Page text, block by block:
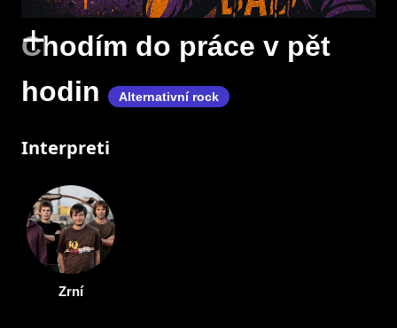
+
Chodím do práce v pět
hodin
Alternativní rock
Interpreti
Zrní